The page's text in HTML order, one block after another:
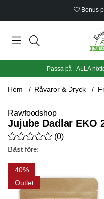
Bonus
Passa på - ALLA
Hem Råvaror & Dryck
Rawfoodshop
Jujube Dadlar EKO
Medelbetyg 0 av 5 Antal
(0)
Bäst före:
40
Outlet
Produktbilder Jujube Dadlar